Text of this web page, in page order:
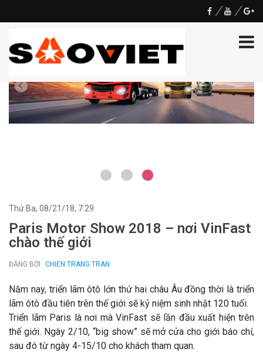
Thứ Ba, 08/21/18, 7:29
Paris Motor Show 2018 – nơi VinFast
chào thế giới
ĐĂNG BỞI CHIEN TRANG TRAN
Năm nay, triển lãm ôtô lớn thứ hai châu Âu đồng thời là triển
lãm ôtô đầu tiên trên thế giới sẽ kỷ niệm sinh nhật 120 tuổi.
Triển lãm Paris là nơi mà VinFast sẽ lần đầu xuất hiện trên
thế giới. Ngày 2/10, “big show” sẽ mở cửa cho giới báo chí,
sau đó từ ngày 4-15/10 cho khách tham quan.